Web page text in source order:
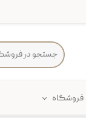
فروشگاه